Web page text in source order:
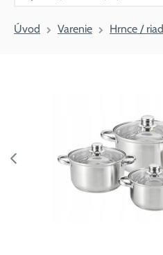
Úvod Varenie Hrnce / riad